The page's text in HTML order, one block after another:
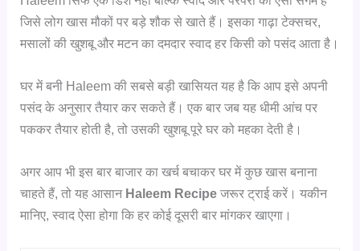
जिसे लोग खास मौकों पर बड़े शौक से खाते हैं। इसका गाढ़ा टेक्सचर,
मसालों की खुशबू और मटन का दमदार स्वाद हर किसी को पसंद आता है।
घर में बनी Haleem की सबसे बड़ी खासियत यह है कि आप इसे अपनी
पसंद के अनुसार तैयार कर सकते हैं। एक बार जब यह धीमी आंच पर
पककर तैयार होती है, तो उसकी खुशबू पूरे घर को महका देती है।
अगर आप भी इस बार बाजार का खर्च बचाकर घर में कुछ खास बनाना
चाहते हैं, तो यह आसान Haleem Recipe जरूर ट्राई करें। यकीन
मानिए, स्वाद ऐसा होगा कि हर कोई दूसरी बार मांगकर खाएगा।